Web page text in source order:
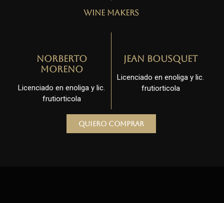
Wine Makers
Norberto
Moreno
Licenciado en enoliga y lic.
frutiorticola
Jean Bousquet
Licenciado en enoliga y lic.
frutiorticola
Quiero comprar